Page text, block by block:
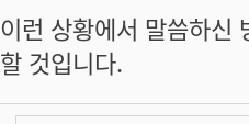
이런 상황에서 말씀하신
할 것입니다.